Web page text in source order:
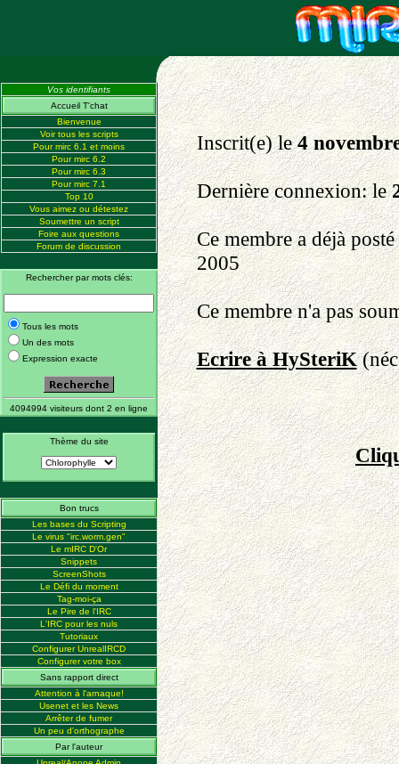
Vos identifiants
Accueil T'chat
Bienvenue
Voir tous les scripts
Pour mirc 6.1 et moins
Pour mirc 6.2
Pour mirc 6.3
Pour mirc 7.1
Top 10
Vous aimez ou détestez
Soumettre un script
Foire aux questions
Forum de discussion
Rechercher par mots clés:
Tous les mots
Un des mots
Expression exacte
4094994 visiteurs dont 2 en ligne
Thème du site
Bon trucs
Les bases du Scripting
Le virus "irc.worm.gen"
Le mIRC D'Or
Snippets
ScreenShots
Le Défi du moment
Tag-moi-ça
Le Pire de l'IRC
L'IRC pour les nuls
Tutoriaux
Configurer UnrealIRCD
Configurer votre box
Sans rapport direct
Attention à l'arnaque!
Usenet et les News
Arrêter de fumer
Un peu d'orthographe
Par l'auteur
Inscrit(e) le4
Dernière connexion: le
Ce membre a déjà posté
2005
Ce membre n'a pas
Ecrire à HySteriK